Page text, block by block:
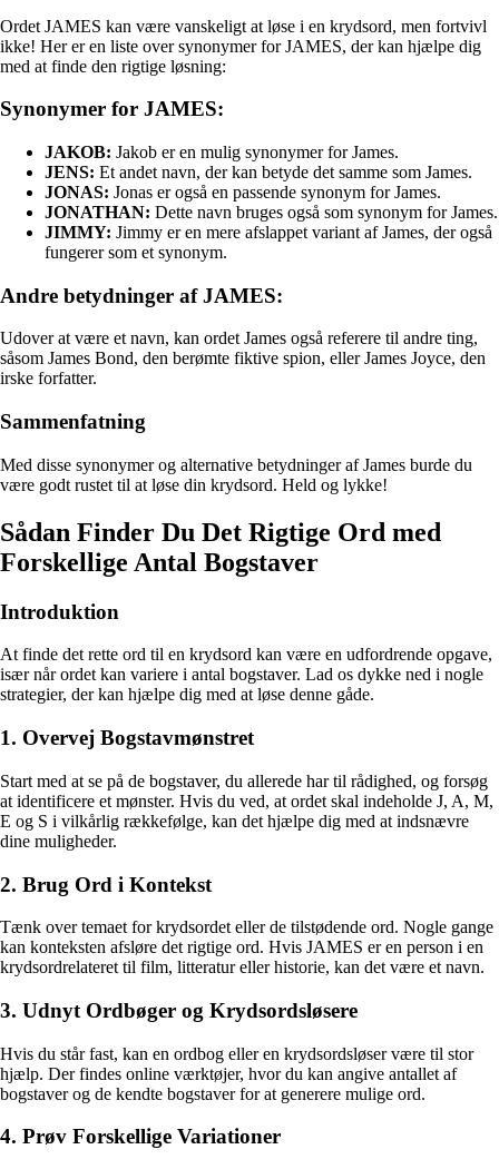
Ordet JAMES kan være vanskeligt at løse i en krydsord, men fortvivl
ikke! Her er en liste over synonymer for JAMES, der kan hjælpe dig
med at finde den rigtige løsning:
Synonymer for JAMES:
JAKOB: Jakob er en mulig synonymer for James.
JENS: Et andet navn, der kan betyde det samme som James.
JONAS: Jonas er også en passende synonym for James.
JONATHAN: Dette navn bruges også som synonym for James.
JIMMY: Jimmy er en mere afslappet variant af James, der også
fungerer som et synonym.
Andre betydninger af JAMES:
Udover at være et navn, kan ordet James også referere til andre ting,
såsom James Bond, den berømte fiktive spion, eller James Joyce, den
irske forfatter.
Sammenfatning
Med disse synonymer og alternative betydninger af James burde du
være godt rustet til at løse din krydsord. Held og lykke!
Sådan Finder Du Det Rigtige Ord med
Forskellige Antal Bogstaver
Introduktion
At finde det rette ord til en krydsord kan være en udfordrende opgave,
især når ordet kan variere i antal bogstaver. Lad os dykke ned i nogle
strategier, der kan hjælpe dig med at løse denne gåde.
1. Overvej Bogstavmønstret
Start med at se på de bogstaver, du allerede har til rådighed, og forsøg
at identificere et mønster. Hvis du ved, at ordet skal indeholde J, A, M,
E og S i vilkårlig rækkefølge, kan det hjælpe dig med at indsnævre
dine muligheder.
2. Brug Ord i Kontekst
Tænk over temaet for krydsordet eller de tilstødende ord. Nogle gange
kan konteksten afsløre det rigtige ord. Hvis JAMES er en person i en
krydsordrelateret til film, litteratur eller historie, kan det være et navn.
3. Udnyt Ordbøger og Krydsordsløsere
Hvis du står fast, kan en ordbog eller en krydsordsløser være til stor
hjælp. Der findes online værktøjer, hvor du kan angive antallet af
bogstaver og de kendte bogstaver for at generere mulige ord.
4. Prøv Forskellige Variationer